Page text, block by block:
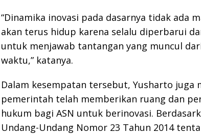
“Dinamika inovasi pada dasarnya tidak ada
akan terus hidup karena selalu diperbarui
untuk menjawab tantangan yang muncul
waktu,” katanya.
Dalam kesempatan tersebut, Yusharto juga
pemerintah telah memberikan ruang dan
hukum bagi ASN untuk berinovasi.
Undang-Undang Nomor 23 Tahun 2014